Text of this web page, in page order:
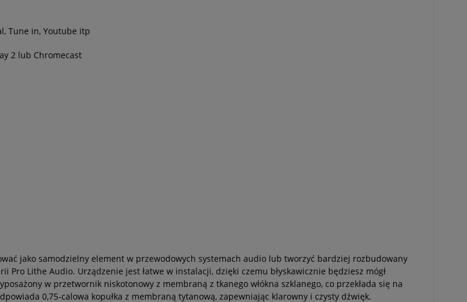
Tune in, Youtube itp
2 lub Chromecast
jako samodzielny element w przewodowych systemach audio lub tworzyć bardziej rozbudowany
Pro Lithe Audio. Urządzenie jest łatwe w instalacji, dzięki czemu błyskawicznie będziesz mógł
w przetwornik niskotonowy z membraną z tkanego włókna szklanego, co przekłada się na
0,75-calowa kopułka z membraną tytanową, zapewniając klarowny i czysty dźwięk.